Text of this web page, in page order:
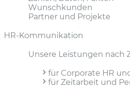
Wunschkunden
Partner und Projekte
HR-Kommunikation
Unsere Leistungen nach
für Corporate HR
für Zeitarbeit und